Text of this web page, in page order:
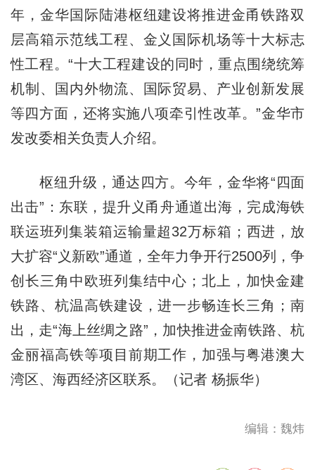
年，金华国际陆港枢纽建设将推进金甬铁路双
层高箱示范线工程、金义国际机场等十大标志
性工程。“十大工程建设的同时，重点围绕统筹
机制、国内外物流、国际贸易、产业创新发展
等四方面，还将实施八项牵引性改革。”金华市
发改委相关负责人介绍。
枢纽升级，通达四方。今年，金华将“四面
出击”：东联，提升义甬舟通道出海，完成海铁
联运班列集装箱运输量超32万标箱；西进，放
大扩容“义新欧”通道，全年力争开行2500列，争
创长三角中欧班列集结中心；北上，加快金建
铁路、杭温高铁建设，进一步畅连长三角；南
出，走“海上丝绸之路”，加快推进金南铁路、杭
金丽福高铁等项目前期工作，加强与粤港澳大
湾区、海西经济区联系。（记者 杨振华）
编辑：魏炜